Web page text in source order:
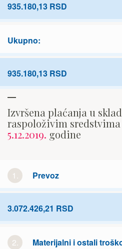
935.180,13 RSD
Ukupno:
935.180,13 RSD
Izvršena plaćanja u
raspoloživim sredstvima
5.12.2019. godine
1. Prevoz
3.072.426,21 RSD
2.
Materijalni i ostali